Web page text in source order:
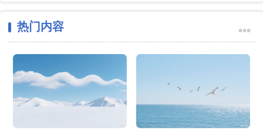
热门内容 •••